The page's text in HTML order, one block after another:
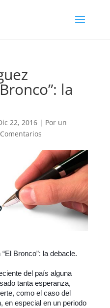
la
22, 2016| Por un
Bronco”: la debacle.
del país alguna
tanta esperanza,
como el caso del
en especial en un periodo